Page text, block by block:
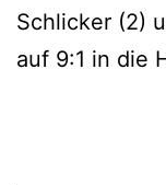
Schlicker (2)
auf 9:1 in die